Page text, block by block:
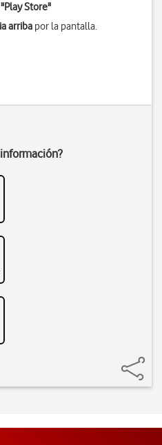
Play Store"
arriba por la pantalla.